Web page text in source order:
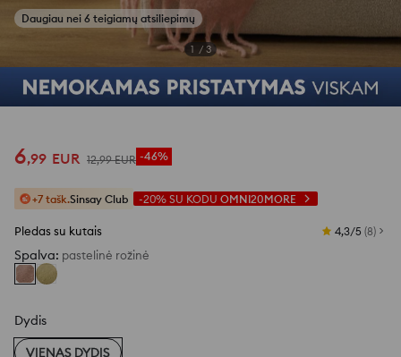
Žiūrėti atsiliepimų nuotraukas
1 / 3
6,99 EUR 12,99 EUR -46%
+7 tašk.Sinsay Club -20% SU KODU OMNI20MORE
Pledas su kutais 4,3/5 (8)
Spalva: pastelinė rožinė
Dydis
VIENAS DYDIS